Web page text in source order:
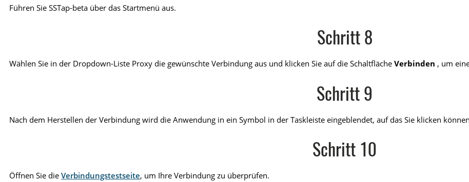
Führen Sie SSTap-beta über das Startmenü aus.
Schritt 8
Wählen Sie in der Dropdown-Liste Proxy die gewünschte Verbindung aus und klicken Sie auf die SchaltflächeVerbinden , um
Schritt 9
Nach dem Herstellen der Verbindung wird die Anwendung in ein Symbol in der Taskleiste eingeblendet, auf das Sie klicken
Schritt 10
Öffnen Sie dieVerbindungstestseite, um Ihre Verbindung zu überprüfen.